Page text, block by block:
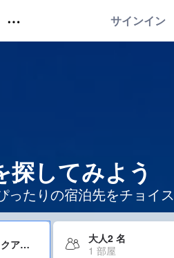
サインイン
探してみよう
ったりの宿泊先をチョイス
チェックアウト日
大人2 名
1 部屋